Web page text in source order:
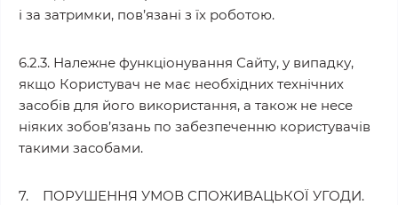
і за затримки, пов’язані з їх роботою.
6.2.3. Належне функціонування Сайту, у випадку,
якщо Користувач не має необхідних технічних
засобів для його використання, а також не несе
ніяких зобов’язань по забезпеченню користувачів
такими засобами.
7. ПОРУШЕННЯ УМОВ СПОЖИВАЦЬКОЇ УГОДИ.